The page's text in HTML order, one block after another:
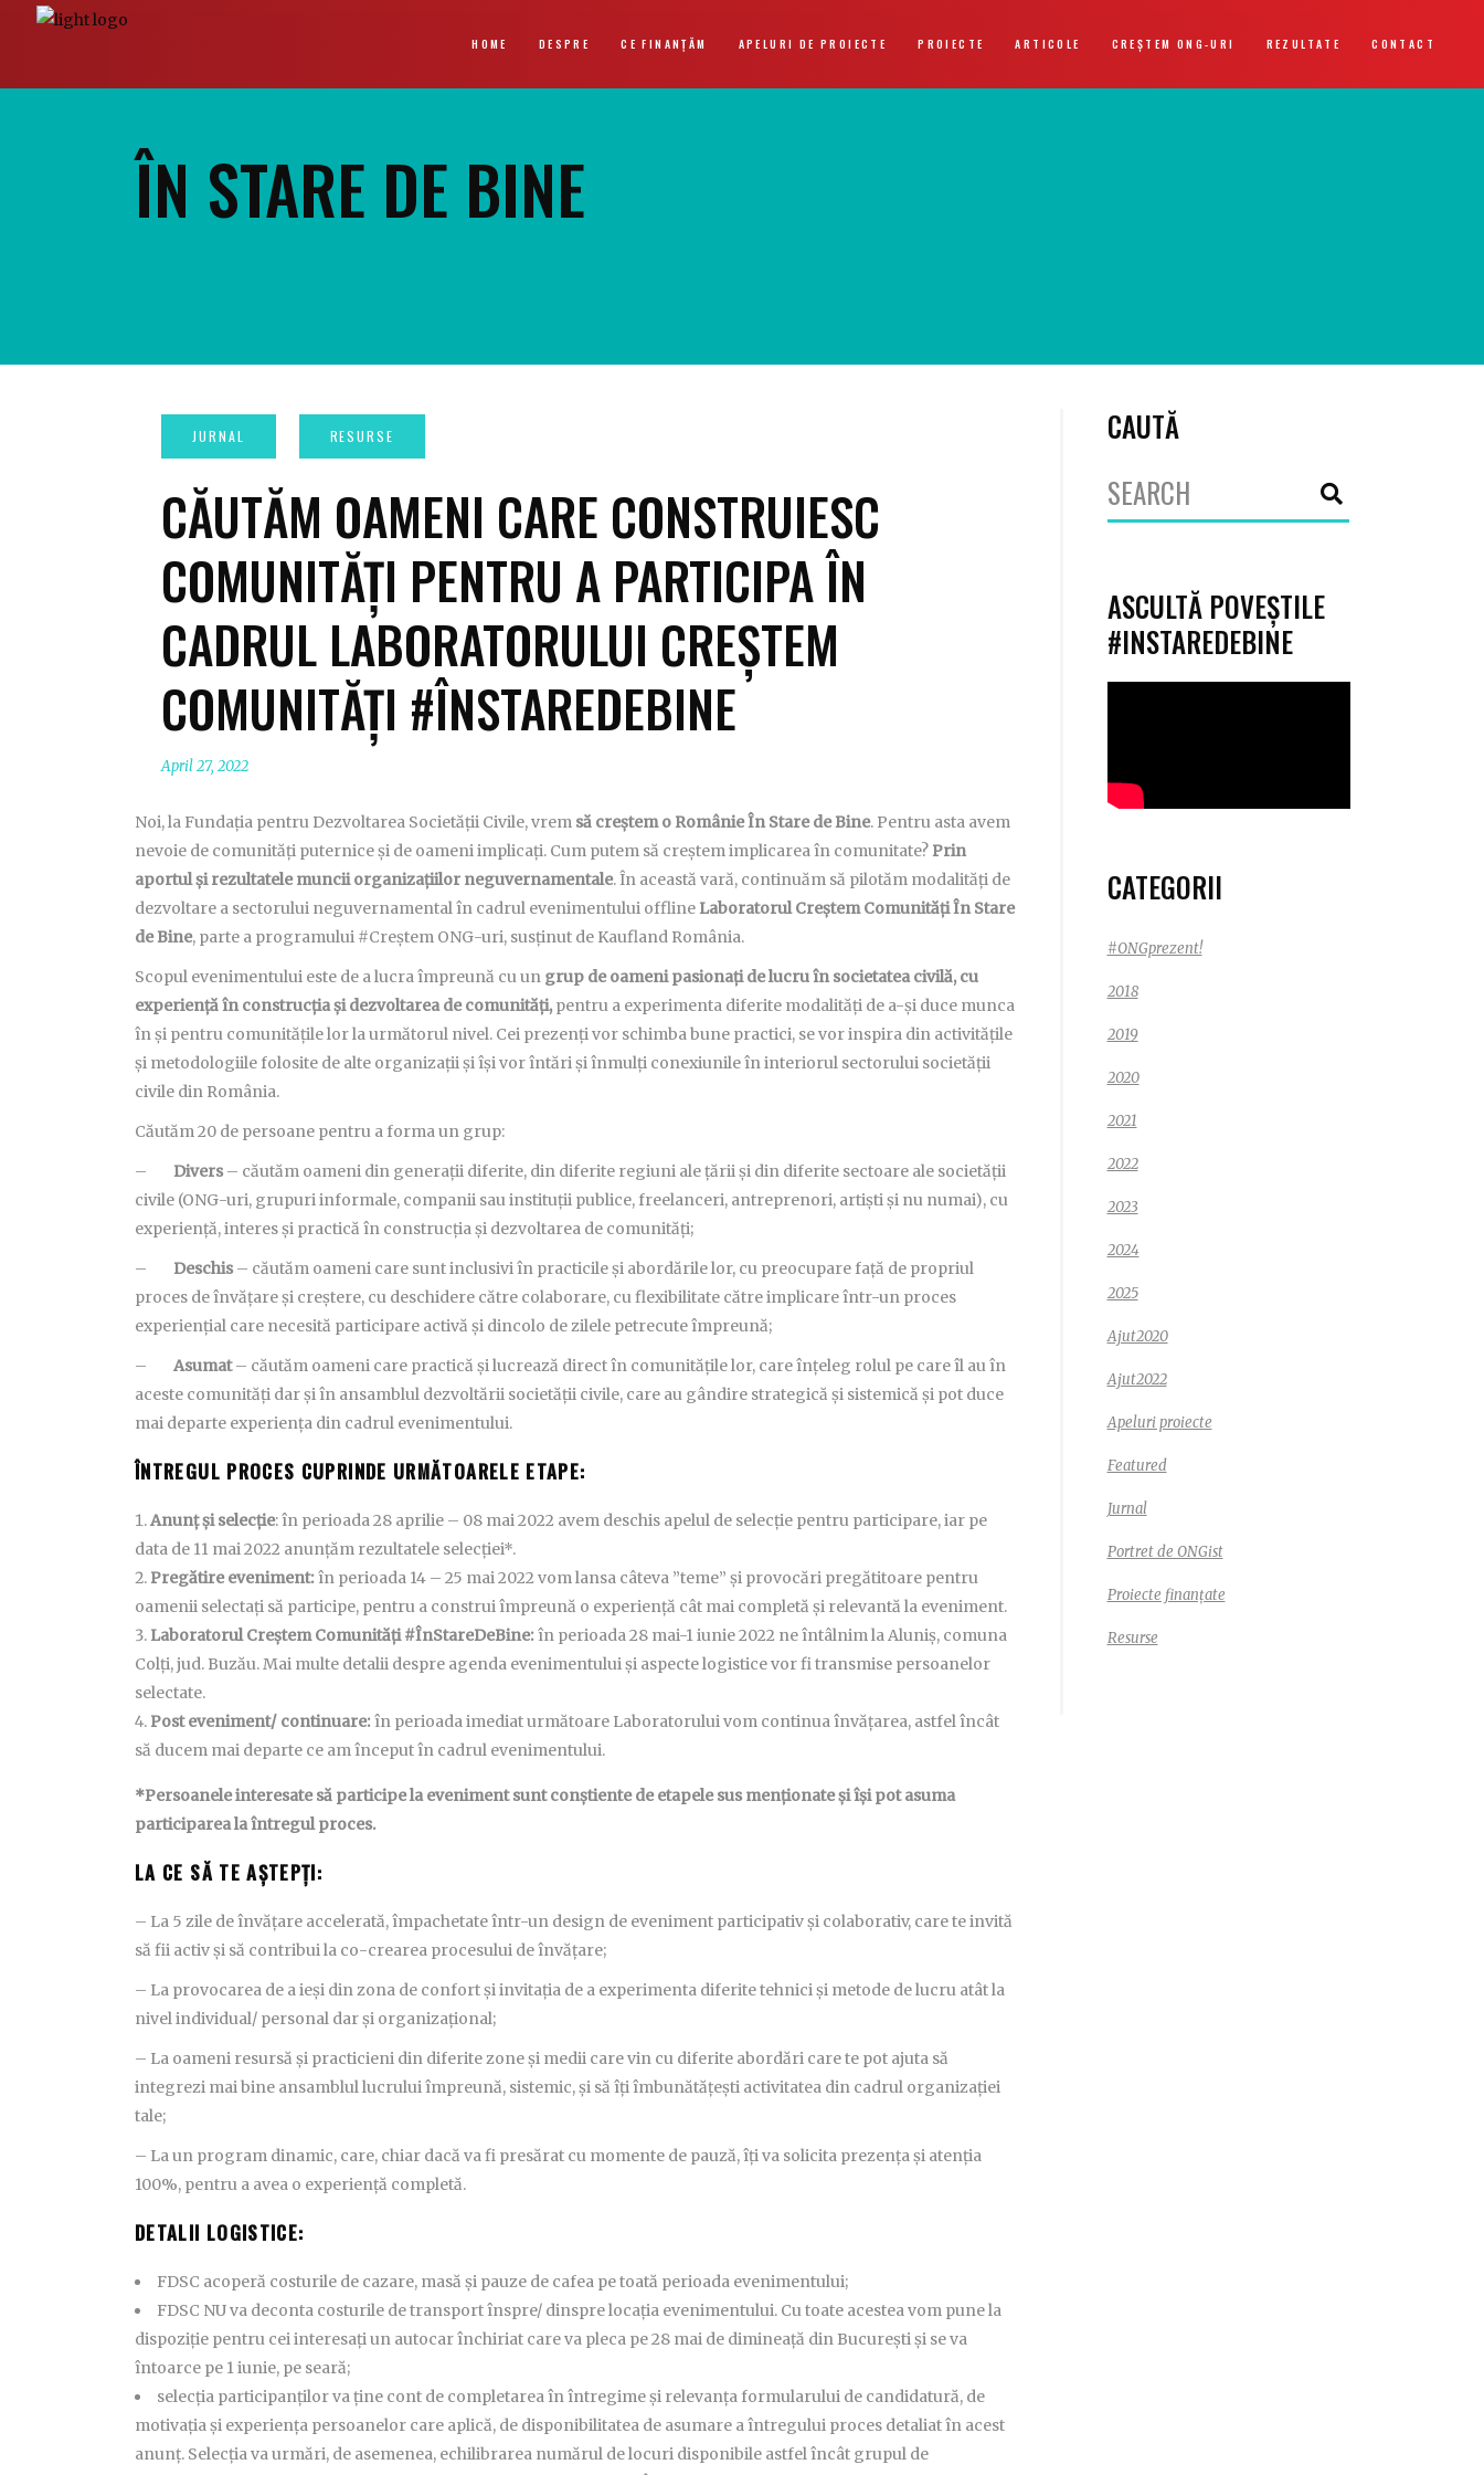
HOME DESPRE CE FINANȚĂM APELURI DE PROIECTE PROIECTE ARTICOLE CREȘTEM ONG-URI REZULTATE CONTACT
ÎN STARE DE BINE
CĂUTĂM OAMENI CARE CONSTRUIESC
COMUNITĂȚI PENTRU A PARTICIPA ÎN
CADRUL LABORATORULUI CREȘTEM
COMUNITĂȚI #ÎNSTAREDEBINE
April 27, 2022
Noi, la Fundația pentru Dezvoltarea Societății Civile, vrem să creștem o Românie În Stare de Bine. Pentru asta avem
nevoie de comunități puternice și de oameni implicați. Cum putem să creștem implicarea în comunitate? Prin
aportul și rezultatele muncii organizațiilor neguvernamentale. În această vară, continuăm să pilotăm modalități de
dezvoltare a sectorului neguvernamental în cadrul evenimentului offline Laboratorul Creștem Comunități În Stare
de Bine, parte a programului #Creștem ONG-uri, susținut de Kaufland România.
Scopul evenimentului este de a lucra împreună cu un grup de oameni pasionați de lucru în societatea civilă, cu
experiență în construcția și dezvoltarea de comunități,pentru a experimenta diferite modalități de a-și duce munca
în și pentru comunitățile lor la următorul nivel. Cei prezenți vor schimba bune practici, se vor inspira din activitățile
și metodologiile folosite de alte organizații și își vor întări și înmulți conexiunile în interiorul sectorului societății
civile din România.
Căutăm 20 de persoane pentru a forma un grup:
– Divers– căutăm oameni din generații diferite, din diferite regiuni ale țării și din diferite sectoare ale societății
civile (ONG-uri, grupuri informale, companii sau instituții publice, freelanceri, antreprenori, artiști și nu numai), cu
experiență, interes și practică în construcția și dezvoltarea de comunități;
– Deschis– căutăm oameni care sunt inclusivi în practicile și abordările lor, cu preocupare față de propriul
proces de învățare și creștere, cu deschidere către colaborare, cu flexibilitate către implicare într-un proces
experiențial care necesită participare activă și dincolo de zilele petrecute împreună;
– Asumat– căutăm oameni care practică și lucrează direct în comunitățile lor, care înțeleg rolul pe care îl au în
aceste comunități dar și în ansamblul dezvoltării societății civile, care au gândire strategică și sistemică și pot duce
mai departe experiența din cadrul evenimentului.
ÎNTREGUL PROCES CUPRINDE URMĂTOARELE ETAPE:
Anunț și selecție: în perioada 28 aprilie – 08 mai 2022 avem deschis apelul de selecție pentru participare, iar pe
data de 11 mai 2022 anunțăm rezultatele selecției*.
Pregătire eveniment:în perioada 14 – 25 mai 2022 vom lansa câteva ”teme” și provocări pregătitoare pentru
oamenii selectați să participe, pentru a construi împreună o experiență cât mai completă și relevantă la eveniment.
Laboratorul Creștem Comunități #ÎnStareDeBine:în perioada 28 mai-1 iunie 2022 ne întâlnim laAluniș, comuna
Colți, jud. Buzău. Mai multe detalii despre agenda evenimentului și aspecte logistice vor fi transmise persoanelor
selectate.
Post eveniment/ continuare:în perioada imediat următoare Laboratorului vom continua învățarea, astfel încât
să ducem mai departe ce am început în cadrul evenimentului.
*Persoanele interesate să participe la eveniment sunt conștiente de etapele sus menționate și își pot asuma
participarea la întregul proces.
LA CE SĂ TE AȘTEPȚI:
– La 5 zile de învățare accelerată, împachetate într-un design de eveniment participativ și colaborativ, care te invită
să fii activ și să contribui la co-crearea procesului de învățare;
– La provocarea de a ieși din zona de confort și invitația de a experimenta diferite tehnici și metode de lucru atât la
nivel individual/ personal dar și organizațional;
– La oameni resursă și practicieni din diferite zone și medii care vin cu diferite abordări care te pot ajuta să
integrezi mai bine ansamblul lucrului împreună, sistemic, și să îți îmbunătățești activitatea din cadrul organizației
tale;
– La un program dinamic, care, chiar dacă va fi presărat cu momente de pauză, îți va solicita prezența și atenția
100%, pentru a avea o experiență completă.
DETALII LOGISTICE:
FDSC acoperă costurile de cazare, masă și pauze de cafea pe toată perioada evenimentului;
FDSC NU va deconta costurile de transport înspre/ dinspre locația evenimentului. Cu toate acestea vom pune la
dispoziție pentru cei interesați un autocar închiriat care va pleca pe 28 mai de dimineață din București și se va
întoarce pe 1 iunie, pe seară;
selecția participanților va ține cont de completarea în întregime și relevanța formularului de candidatură, de
motivația și experiența persoanelor care aplică, de disponibilitatea de asumare a întregului proces detaliat în acest
anunț. Selecția va urmări, de asemenea, echilibrarea numărul de locuri disponibile astfel încât grupul de
CAUTĂ
Search
for:
ASCULTĂ POVEȘTILE
#INSTAREDEBINE
CATEGORII
#ONGprezent!
2018
2019
2020
2021
2022
2023
2024
2025
Ajut2020
Ajut2022
Apeluri proiecte
Featured
Jurnal
Portret de ONGist
Proiecte finanțate
Resurse